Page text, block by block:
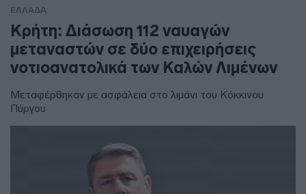
ΕΛΛΑΔΑ
Κρήτη: Διάσωση 112 ναυαγών
μεταναστών σε δύο επιχειρήσεις
νοτιοανατολικά των Καλών Λιμένων
Μεταφέρθηκαν με ασφάλεια στο λιμάνι του Κόκκινου
Πύργου